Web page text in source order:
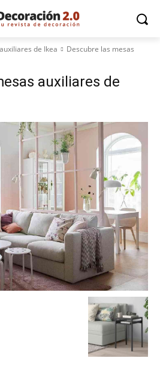
de Ikea
Descubre las mesas
auxiliares de